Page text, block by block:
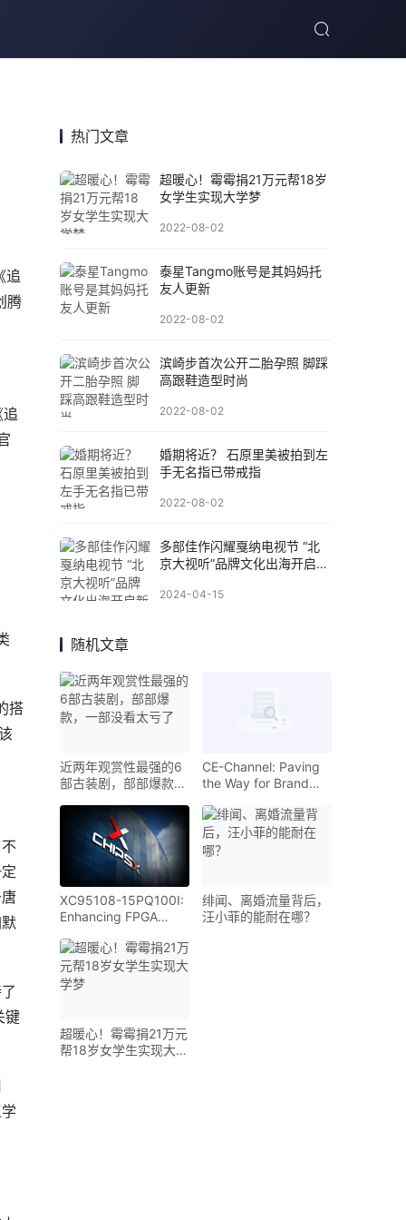
追
腾
搭
键
热门文章
超暖心！霉霉捐21万元帮18岁
女学生实现大学梦
2022-08-02
泰星Tangmo账号是其妈妈托
友人更新
2022-08-02
滨崎步首次公开二胎孕照 脚踩
高跟鞋造型时尚
2022-08-02
婚期将近？ 石原里美被拍到左
手无名指已带戒指
2022-08-02
多部佳作闪耀戛纳电视节 “北
京大视听”品牌文化出海开启新
2024-04-15
随机文章
近两年观赏性最强的6
部古装剧，部部爆款，
CE-Channel: Paving
the Way for Brand
with Tailored
International
Solutions
XC95108-15PQ100I:
Enhancing FPGA
Embedded
Applications | ChipsX
绯闻、离婚流量背后，
汪小菲的能耐在哪？
超暖心！霉霉捐21万元
帮18岁女学生实现大学